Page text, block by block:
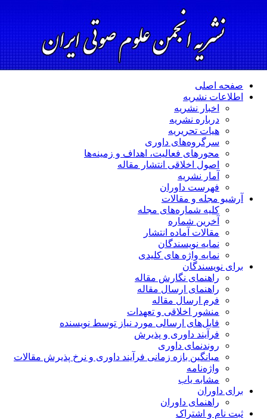
صفحه اصلی
اطلاعات نشریه
اخبار نشریه
درباره نشریه
هیات تحریریه
سرگروه‌های داوری
محورهای فعالیت، اهداف و زمینه‌ها
اصول اخلاقی انتشار مقاله
آمار نشریه
فهرست داوران
آرشیو مجله و مقالات
کلیه شماره‌های مجله
آخرین شماره
مقالات آماده انتشار
نمایه نویسندگان
نمایه واژه های کلیدی
برای نویسندگان
راهنمای نگارش مقاله
راهنمای ارسال مقاله
فرم ارسال مقاله
منشور اخلاقی و تعهدات
فایل‌های ارسالی مورد نیاز توسط نویسنده
فرآیند داوری و پذیرش
روندنمای داوری
میانگین بازه زمانی فرآیند داوری و نرخ پذیرش مقالات
واژه‌نامه
مشابه یاب
برای داوران
راهنمای داوران
ثبت نام و اشتراک